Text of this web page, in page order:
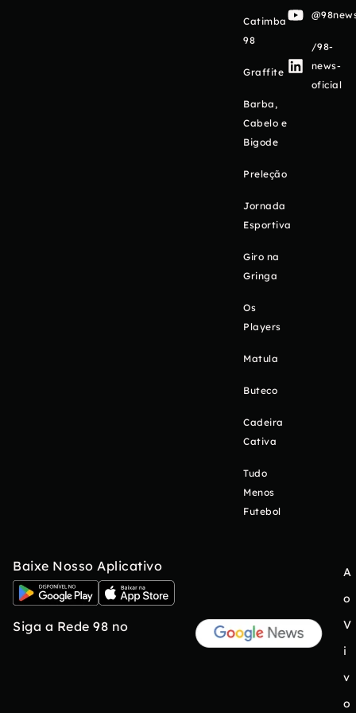
Catimba
98
Graffite
Barba,
Cabelo e
Bigode
Preleção
Jornada
Esportiva
Giro na
Gringa
Os
Players
Matula
Buteco
Cadeira
Cativa
Tudo
Menos
Futebol
/98-
news-
oficial
Baixe Nosso Aplicativo
Siga a Rede 98 no
A
o
V
i
v
o